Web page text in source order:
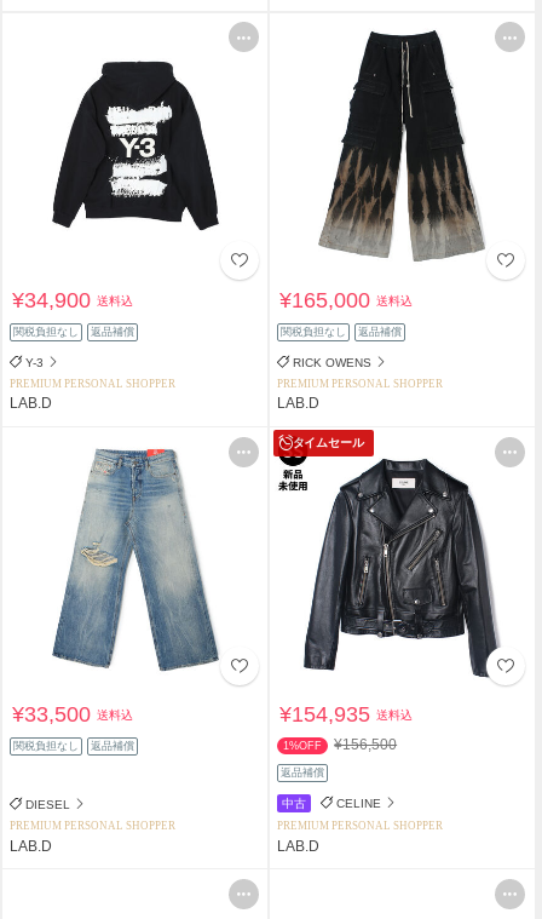
¥34,900送料込
関税負担なし 返品補償
Y-3
PREMIUM PERSONAL SHOPPER
LAB.D
¥165,000送料込
関税負担なし 返品補償
RICK OWENS
PREMIUM PERSONAL SHOPPER
LAB.D
¥33,500送料込
関税負担なし 返品補償
DIESEL
PREMIUM PERSONAL SHOPPER
LAB.D
タイムセール
¥154,935送料込
1%OFF ¥156,500
返品補償
中古 CELINE
PREMIUM PERSONAL SHOPPER
LAB.D